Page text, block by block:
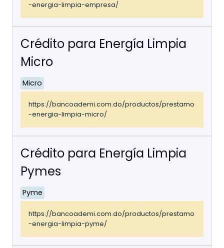
-energia-limpia-empresa/
Crédito para Energía Limpia
Micro
Micro
https://bancoademi.com.do/productos/prestamo
-energia-limpia-micro/
Crédito para Energía Limpia
Pymes
Pyme
https://bancoademi.com.do/productos/prestamo
-energia-limpia-pyme/